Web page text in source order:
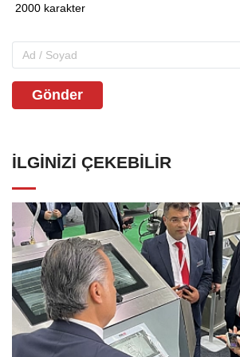
Gönder
İLGINIZI ÇEKEBILIR